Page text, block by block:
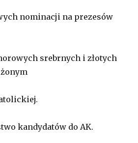
nominacji na prezesów
srebrnych i złotych
kandydatów do AK.